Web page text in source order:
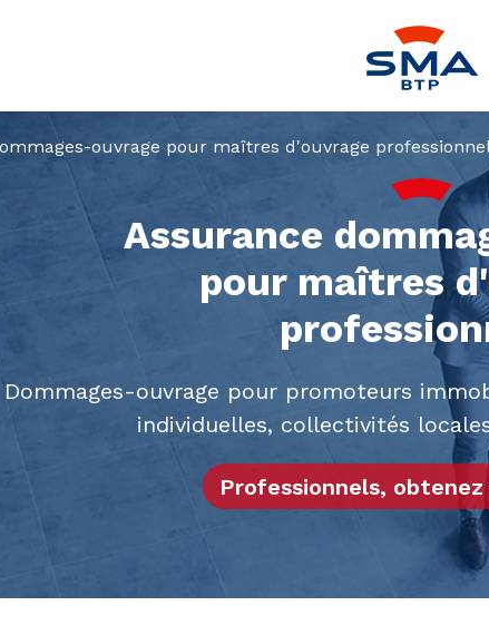
ouvrage pour maîtres d'ouvrage
Assurance
pour maîtres
Dommages-ouvrage pour promoteurs
individuelles, collectivités
Professionnels,